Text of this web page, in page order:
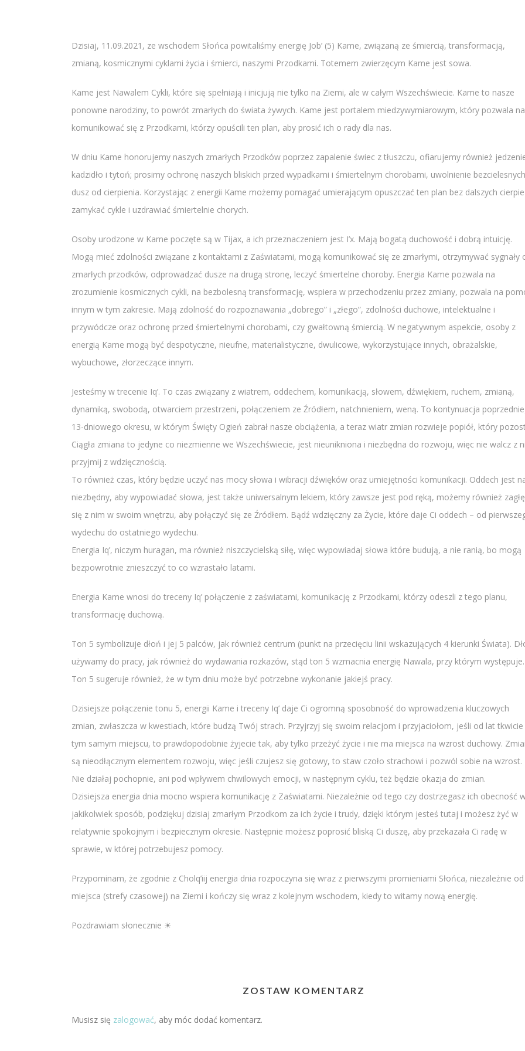
Dzisiaj, 11.09.2021, ze wschodem Słońca powitaliśmy energię Job’ (5) Kame, związaną ze śmiercią, transformacją,
zmianą, kosmicznymi cyklami życia i śmierci, naszymi Przodkami. Totemem zwierzęcym Kame jest sowa.
Kame jest Nawalem Cykli, które się spełniają i inicjują nie tylko na Ziemi, ale w całym Wszechświecie. Kame to nasze
ponowne narodziny, to powrót zmarłych do świata żywych. Kame jest portalem miedzywymiarowym, który pozwala
komunikować się z Przodkami, którzy opuścili ten plan, aby prosić ich o rady dla nas.
W dniu Kame honorujemy naszych zmarłych Przodków poprzez zapalenie świec z tłuszczu, ofiarujemy również
kadzidło i tytoń; prosimy ochronę naszych bliskich przed wypadkami i śmiertelnym chorobami, uwolnienie bezcielesnych
dusz od cierpienia. Korzystając z energii Kame możemy pomagać umierającym opuszczać ten plan bez dalszych
zamykać cykle i uzdrawiać śmiertelnie chorych.
Osoby urodzone w Kame poczęte są w Tijax, a ich przeznaczeniem jest I’x. Mają bogatą duchowość i dobrą intuicję.
Mogą mieć zdolności związane z kontaktami z Zaświatami, mogą komunikować się ze zmarłymi, otrzymywać sygnały
zmarłych przodków, odprowadzać dusze na drugą stronę, leczyć śmiertelne choroby. Energia Kame pozwala na
zrozumienie kosmicznych cykli, na bezbolesną transformację, wspiera w przechodzeniu przez zmiany, pozwala na
innym w tym zakresie. Mają zdolność do rozpoznawania „dobrego” i „złego”, zdolności duchowe, intelektualne i
przywódcze oraz ochronę przed śmiertelnymi chorobami, czy gwałtowną śmiercią. W negatywnym aspekcie, osoby z
energią Kame mogą być despotyczne, nieufne, materialistyczne, dwulicowe, wykorzystujące innych, obrażalskie,
wybuchowe, złorzeczące innym.
Jesteśmy w trecenie Iq’. To czas związany z wiatrem, oddechem, komunikacją, słowem, dźwiękiem, ruchem, zmianą,
dynamiką, swobodą, otwarciem przestrzeni, połączeniem ze Źródłem, natchnieniem, weną. To kontynuacja
13-dniowego okresu, w którym Święty Ogień zabrał nasze obciążenia, a teraz wiatr zmian rozwieje popiół, który
Ciągła zmiana to jedyne co niezmienne we Wszechświecie, jest nieunikniona i niezbędna do rozwoju, więc nie walcz z
przyjmij z wdzięcznością.
To również czas, który będzie uczyć nas mocy słowa i wibracji dźwięków oraz umiejętności komunikacji. Oddech jest
niezbędny, aby wypowiadać słowa, jest także uniwersalnym lekiem, który zawsze jest pod ręką, możemy również
się z nim w swoim wnętrzu, aby połączyć się ze Źródłem. Bądź wdzięczny za Życie, które daje Ci oddech – od
wydechu do ostatniego wydechu.
Energia Iq’, niczym huragan, ma również niszczycielską siłę, więc wypowiadaj słowa które budują, a nie ranią, bo mogą
bezpowrotnie znieszczyć to co wzrastało latami.
Energia Kame wnosi do treceny Iq’ połączenie z zaświatami, komunikację z Przodkami, którzy odeszli z tego planu,
transformację duchową.
Ton 5 symbolizuje dłoń i jej 5 palców, jak również centrum (punkt na przecięciu linii wskazujących 4 kierunki Świata).
używamy do pracy, jak również do wydawania rozkazów, stąd ton 5 wzmacnia energię Nawala, przy którym występuje.
Ton 5 sugeruje również, że w tym dniu może być potrzebne wykonanie jakiejś pracy.
Dzisiejsze połączenie tonu 5, energii Kame i treceny Iq’ daje Ci ogromną sposobność do wprowadzenia kluczowych
zmian, zwłaszcza w kwestiach, które budzą Twój strach. Przyjrzyj się swoim relacjom i przyjaciołom, jeśli od lat
tym samym miejscu, to prawdopodobnie żyjecie tak, aby tylko przeżyć życie i nie ma miejsca na wzrost duchowy.
są nieodłącznym elementem rozwoju, więc jeśli czujesz się gotowy, to staw czoło strachowi i pozwól sobie na wzrost.
Nie działaj pochopnie, ani pod wpływem chwilowych emocji, w następnym cyklu, też będzie okazja do zmian.
Dzisiejsza energia dnia mocno wspiera komunikację z Zaświatami. Niezależnie od tego czy dostrzegasz ich obecność
jakikolwiek sposób, podziękuj dzisiaj zmarłym Przodkom za ich życie i trudy, dzięki którym jesteś tutaj i możesz żyć w
relatywnie spokojnym i bezpiecznym okresie. Następnie możesz poprosić bliską Ci duszę, aby przekazała Ci radę w
sprawie, w której potrzebujesz pomocy.
Przypominam, że zgodnie z Cholq’iij energia dnia rozpoczyna się wraz z pierwszymi promieniami Słońca, niezależnie od
miejsca (strefy czasowej) na Ziemi i kończy się wraz z kolejnym wschodem, kiedy to witamy nową energię.
Pozdrawiam słonecznie ☀
ZOSTAW KOMENTARZ
Musisz się zalogować, aby móc dodać komentarz.